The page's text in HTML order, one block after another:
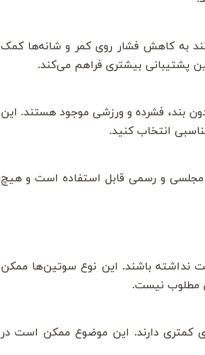
به کاهش فشار روی کمر و شانه‌ها کمک
پشتیبانی بیشتری فراهم می‌کند.
بند، فشرده و ورزشی موجود هستند. این
انتخاب کنید.
مجلسی و رسمی قابل استفاده است و هیچ
باشند. این نوع سوتین‌ها ممکن
مطلوب نیست.
کمتری دارند. این موضوع ممکن است در